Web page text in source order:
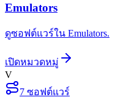
Emulators
ดูซอฟต์แวร์ใน Emulators.
เปิดหมวดหมู่
V
7 ซอฟต์แวร์